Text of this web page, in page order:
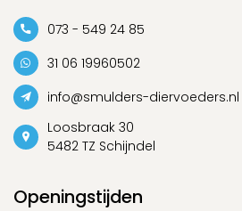
073 - 549 24 85
31 06 19960502
info@smulders-diervoeders.nl
Loosbraak 30
5482 TZ Schijndel
Openingstijden